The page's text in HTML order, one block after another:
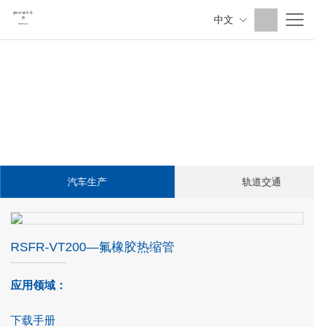
中文
汽车生产 轨道交通
RSFR-VT200—氟橡胶热缩管
应用领域：
下载手册